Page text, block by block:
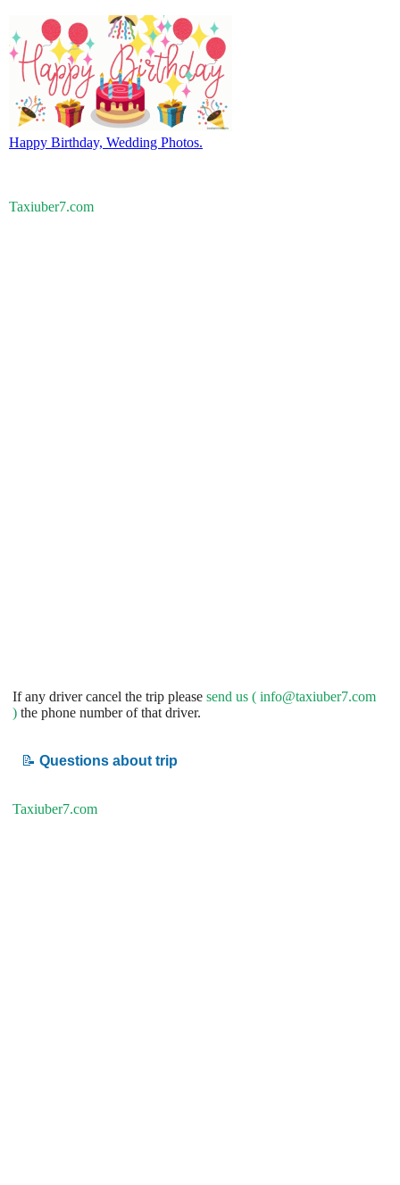
Happy Birthday, Wedding Photos.
Taxiuber7.com
If any driver cancel the trip please send us ( info@taxiuber7.com
) the phone number of that driver.
📝 Questions about trip
Taxiuber7.com